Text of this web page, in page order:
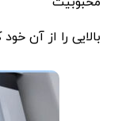
بالایی را از آن